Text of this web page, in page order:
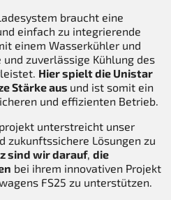
braucht eine
einfach zu integrierende
einem Wasserkühler und
zuverlässige Kühlung des
Hier spielt die Unistar
Stärke aus und ist somit ein
und effizienten Betrieb.
unterstreicht unser
zukunftssichere Lösungen zu
sind wir darauf, die
bei ihrem innovativen Projekt
FS25 zu unterstützen.